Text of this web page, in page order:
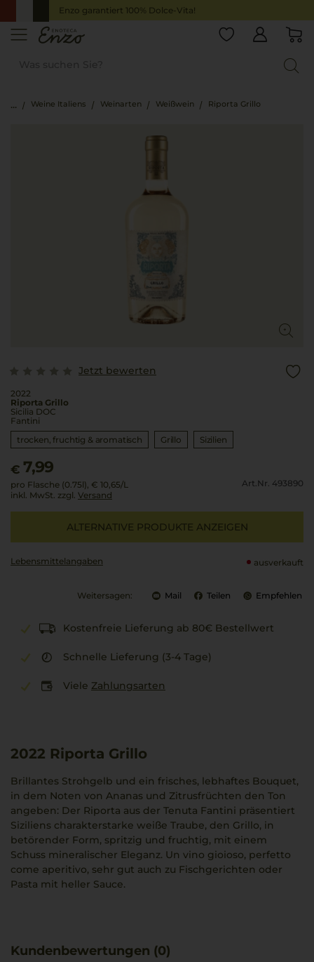
Enzo garantiert 100% Dolce-Vita!
Weine Italiens Weinarten Weißwein Riporta Grillo
Jetzt bewerten
2022
Riporta Grillo
Sicilia DOC
Fantini
trocken, fruchtig & aromatisch
Grillo Sizilien
€ 7,99
pro Flasche (0.75l), € 10,65/L
inkl. MwSt. zzgl. Versand
Art.Nr. 493890
ALTERNATIVE PRODUKTE ANZEIGEN
Lebensmittel­angaben ausverkauft
Weitersagen: Mail Teilen Empfehlen
Kostenfreie Lieferung ab 80€ Bestellwert
Schnelle Lieferung (3-4 Tage)
Viele Zahlungsarten
2022 Riporta Grillo
Brillantes Strohgelb und ein frisches, lebhaftes Bouquet,
in dem Noten von Ananas und Zitrusfrüchten den Ton
angeben: Der Riporta aus der Tenuta Fantini präsentiert
Siziliens charakterstarke weiße Traube, den Grillo, in
betörender Form, spritzig und fruchtig, mit einem
Schuss mineralischer Eleganz. Un vino gioioso, perfetto
come aperitivo, sehr gut auch zu Fischgerichten oder
Pasta mit heller Sauce.
Kundenbewertungen (0)